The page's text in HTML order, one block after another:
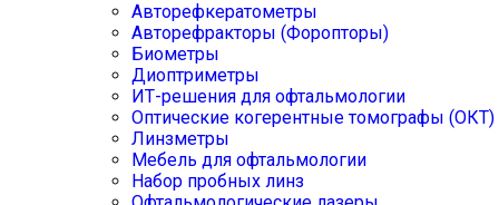
Авторефкератометры
Авторефракторы (Форопторы)
Биометры
Диоптриметры
ИТ-решения для офтальмологии
Оптические когерентные томографы (ОКТ)
Линзметры
Мебель для офтальмологии
Набор пробных линз